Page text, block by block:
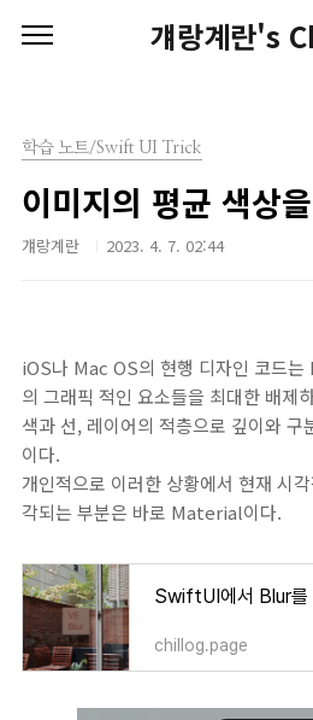
걔랑계란's
학습 노트/Swift UI Trick
이미지의 평균 색상
걔랑계란 2023. 4. 7. 02:44
iOS나 Mac OS의 현행 디자인 코드
의 그래픽 적인 요소들을 최대한 배제
색과 선, 레이어의 적층으로 깊이와 구
이다.
개인적으로 이러한 상황에서 현재 시
각되는 부분은 바로 Material이다.
SwiftUI에서 Blur를
chillog.page